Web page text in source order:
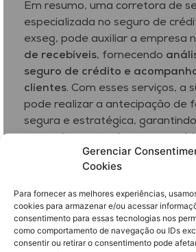
Gerenciar
Cookies
Para fornecer as melhores experiências,
cookies para armazenar e/ou acessar
consentimento para essas tecnologias nos
como comportamento de navegação ou IDs
consentir ou retirar o consentimento pode
Em resumo, uma corretora de
especializada no seguro de
exseg, pode auxiliar a empresa
de recebíveis, fornecendo
seguro de crédito e
clientes. Com esses serviços, a
pode realizar a antecipação de
segura e estratégica,
Antecipe com confiança:
recebíveis com seguro